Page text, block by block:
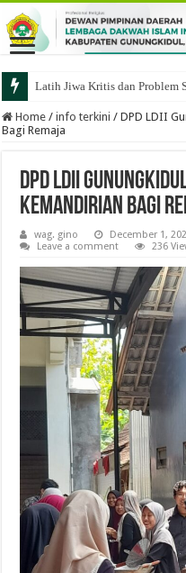
Latih Jiwa Kritis dan Problem
Home / info terkini / DPD LDII
Bagi Remaja
DPD LDII
Kemandirian Bagi
wag. gino December 1,
Leave a comment
236